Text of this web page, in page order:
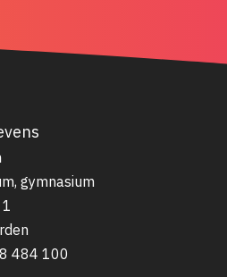
gymnasium
484 100